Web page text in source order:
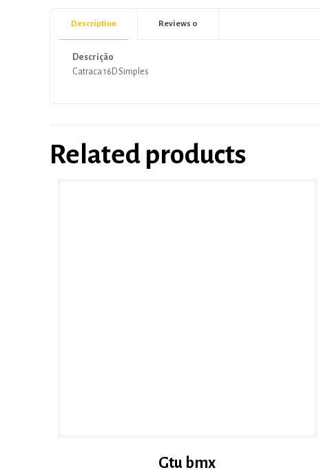
Description Reviews 0
Descrição
Catraca 16D Simples
Related products
Gtu bmx